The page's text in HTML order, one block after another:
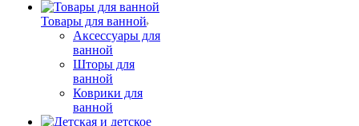
Товары для ванной
Аксессуары для
ванной
Шторы для
ванной
Коврики для
ванной